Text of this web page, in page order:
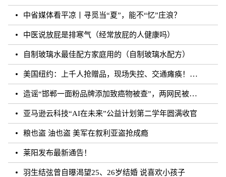
中省媒体看平凉丨寻觅当“夏”，能不“忆”庄浪？
中医说放屁是排寒气（经常放屁的人健康吗）
自制玻璃水最佳配方家庭用的（自制玻璃水配方）
美国纽约：上千人抢赠品，现场失控、交通瘫痪！一游戏主播被拘留
造谣“邯郸一面粉品牌添加致癌物被查”，两网民被行政拘留
亚马逊云科技“AI在未来”公益计划第二学年圆满收官
粮也盗 油也盗 美军在叙利亚盗抢成瘾
莱阳发布最新通告！
羽生结弦曾自曝渴望25、26岁结婚 说喜欢小孩子